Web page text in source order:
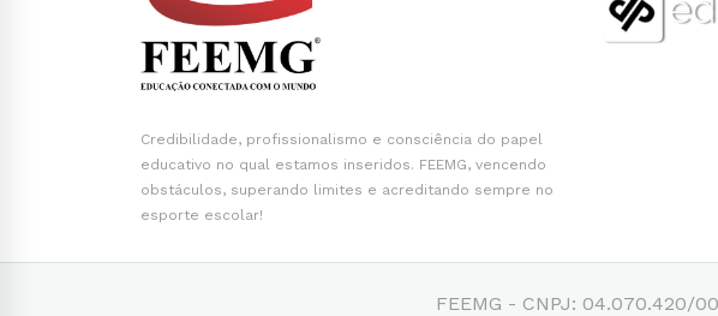
Credibilidade, profissionalismo e consciência do papel
educativo no qual estamos inseridos. FEEMG, vencendo
obstáculos, superando limites e acreditando sempre no
esporte escolar!
FEEMG - CNPJ: 04.070.420/